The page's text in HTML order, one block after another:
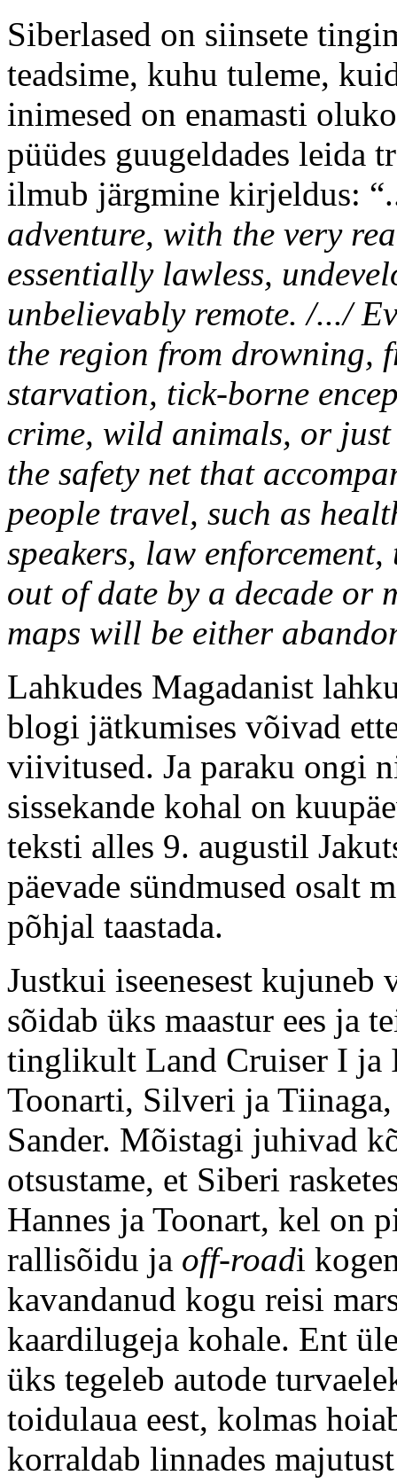
Siberlased on siinsete
teadsime, kuhu tuleme,
inimesed on enamasti
püüdes guugeldades leida
ilmub järgmine kirjeldus:
adventure, with the very
essentially lawless,
unbelievably remote. /.../
the region from drowning,
starvation, tick-borne
crime, wild animals, or
the safety net that
people travel, such as
speakers, law
out of date by a decade or
maps will be either
Lahkudes Magadanist
blogi jätkumises võivad
viivitused. Ja paraku ongi
sissekande kohal on
teksti alles 9. augustil
päevade sündmused osalt
põhjal taastada.
Justkui iseenesest
sõidab üks maastur ees ja
tinglikult Land Cruiser I ja
Toonarti, Silveri ja
Sander. Mõistagi juhivad
otsustame, et Siberi
Hannes ja Toonart, kel on
rallisõidu ja off-roadi
kavandanud kogu reisi
kaardilugeja kohale. Ent
üks tegeleb autode
toidulaua eest, kolmas
korraldab linnades